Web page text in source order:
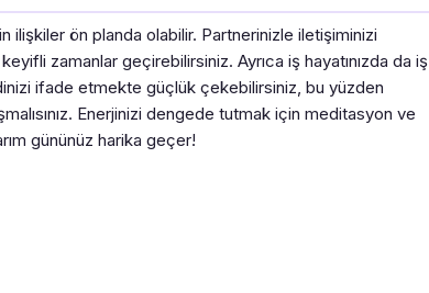
ilişkiler ön planda olabilir. Partnerinizle iletişiminizi
zamanlar geçirebilirsiniz. Ayrıca iş hayatınızda da iş
ifade etmekte güçlük çekebilirsiniz, bu yüzden
Enerjinizi dengede tutmak için meditasyon ve
gününüz harika geçer!